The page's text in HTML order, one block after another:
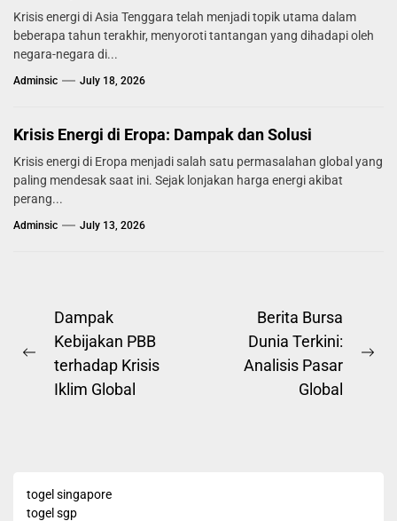
Krisis energi di Asia Tenggara telah menjadi topik utama dalam
beberapa tahun terakhir, menyoroti tantangan yang dihadapi oleh
negara-negara di...
Adminsic July 18, 2026
Krisis Energi di Eropa: Dampak dan Solusi
Krisis energi di Eropa menjadi salah satu permasalahan global yang
paling mendesak saat ini. Sejak lonjakan harga energi akibat
perang...
Adminsic July 13, 2026
Post
navigation
Previous
post:
Dampak
Kebijakan PBB
terhadap Krisis
Iklim Global
Berita Bursa
Dunia Terkini:
Analisis Pasar
Global
togel singapore
togel sgp